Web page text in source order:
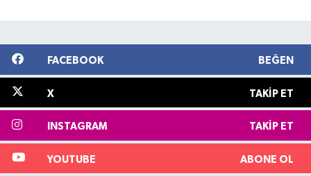
FACEBOOK BEĞEN
X TAKIP ET
INSTAGRAM TAKIP ET
YOUTUBE ABONE OL